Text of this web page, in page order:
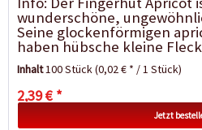
wunderschöne,
Seine glockenförmigen
haben hübsche kleine
und creme-weiße...
Inhalt100 Stück(0,02 € * / 1 Stück)
2,39 € *
Jetzt